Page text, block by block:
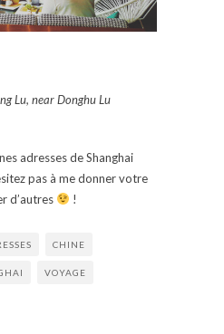
Lu, near Donghu Lu
adresses de Shanghai
pas à me donner votre
d’autres
!
CHINE
VOYAGE